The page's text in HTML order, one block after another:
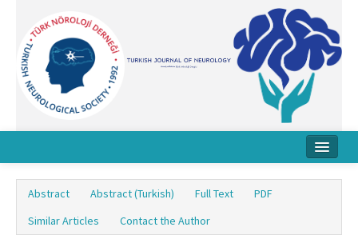
Board
Abstract Abstract (Turkish) Full Text
PDF
Similar Articles
Contact the Author